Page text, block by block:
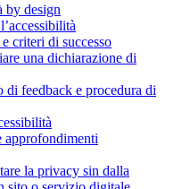
by design
criteri di successo
una dichiarazione di
di feedback e procedura di
approfondimenti
la privacy sin dalla